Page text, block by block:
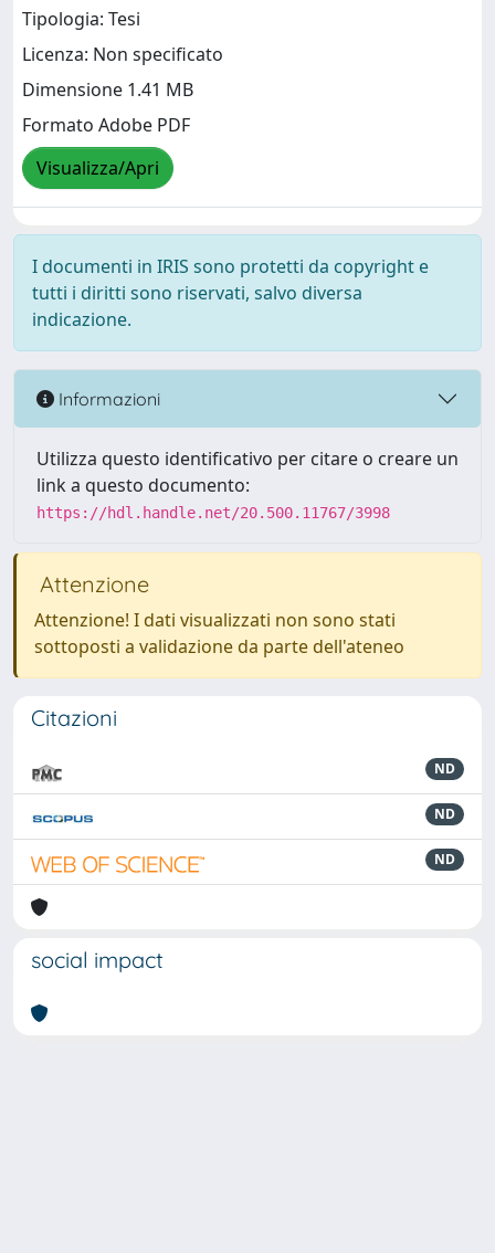
Tipologia: Tesi
Licenza: Non specificato
Dimensione 1.41 MB
Formato Adobe PDF
Visualizza/Apri
I documenti in IRIS sono protetti da copyright e
tutti i diritti sono riservati, salvo diversa
indicazione.
Informazioni
Utilizza questo identificativo per citare o creare un
link a questo documento:
https://hdl.handle.net/20.500.11767/3998
Attenzione
Attenzione! I dati visualizzati non sono stati
sottoposti a validazione da parte dell'ateneo
Citazioni
ND
ND
ND
social impact